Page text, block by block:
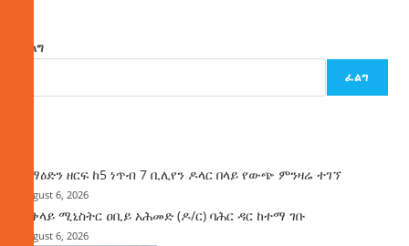
ፈልግ
ፈልግ
ከማዕድን ዘርፍ ከ5 ነጥብ 7 ቢሊየን ዶላር በላይ የውጭ ምንዛሬ ተገኘ
August 6, 2026
ጠቅላይ ሚኒስትር ዐቢይ አሕመድ (ዶ/ር) ባሕር ዳር ከተማ ገቡ
August 6, 2026